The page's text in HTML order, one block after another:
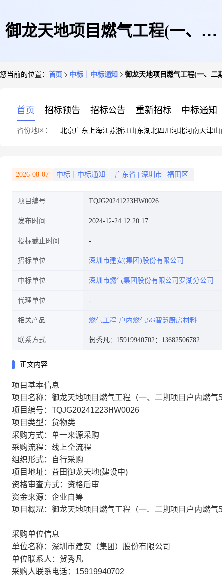
御龙天地项目燃气工程(一、二
您当前的位置： 首页 中标｜中标通知 御龙天地项目燃气工程(一、二
首页 招标预告 招标公告 重新招标 中标通知
省份地区： 北京广东 上海江苏浙江山东湖北四川 河北河南天津山
2026-08-07 中标｜中标通知 广东省 深圳市 福田区
项目编号 TQJG20241223HW0026
发布时间 2024-12-24 12:20:17
投标截止时间
招标单位 深圳市建安(集团)股份有限公司
中标单位 深圳市燃气集团股份有限公司罗湖分公司
代理单位
相关产品 燃气工程 户内燃气5G智慧厨房材料
联系方式 贺秀凡：15919940702：13682506782
正文内容
项目基本信息
项目名称：御龙天地项目燃气工程（一、二期项目户内燃气
项目编号：TQJG20241223HW0026
项目类型：货物类
采购方式：单一来源采购
采购流程：线上全流程
组织形式：自行采购
项目地址：益田御龙天地(建设中)
资格审查方式：资格后审
资金来源：企业自筹
项目概况：御龙天地项目燃气工程（一、二期项目户内燃气
采购单位信息
单位名称：深圳市建安（集团）股份有限公司
单位联系人：贺秀凡
采购人联系电话：15919940702